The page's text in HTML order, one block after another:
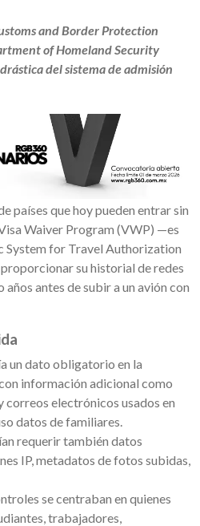
and Border Protection
of Homeland Security
del sistema de admisión
países que hoy pueden entrar sin
Waiver Program (VWP) —es
System for Travel Authorization
su historial de redes
antes de subir a un avión con
un dato obligatorio en la
información adicional como
correos electrónicos usados en
datos de familiares.
requerir también datos
IP, metadatos de fotos subidas,
se centraban en quienes
trabajadores,